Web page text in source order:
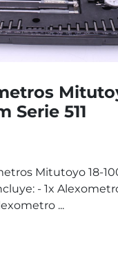
Serie 511
Mitutoyo 18-
- 1x
...